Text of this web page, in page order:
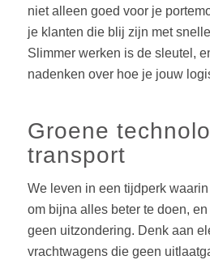
niet alleen goed voor je
je klanten die blij zijn met
Slimmer werken is de sleutel,
nadenken over hoe je jouw
Groene
transport
We leven in een tijdperk
om bijna alles beter te doen,
geen uitzondering. Denk aan
vrachtwagens die geen